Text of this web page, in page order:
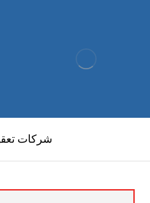
شركات